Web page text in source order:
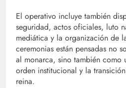
El operativo incluye también
seguridad, actos oficiales, luto
mediática y la organización de
ceremonias están pensadas no
al monarca, sino también como
orden institucional y la
reina.